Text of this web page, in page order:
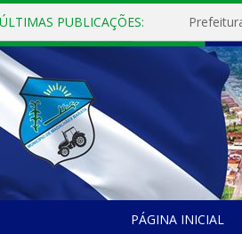
ÚLTIMAS PUBLICAÇÕES:
PÁGINA INICIAL